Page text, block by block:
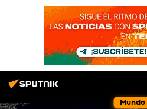
Mundo